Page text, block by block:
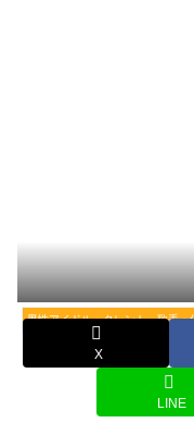
男性アイドル・タレント・歌手・
X
LINE